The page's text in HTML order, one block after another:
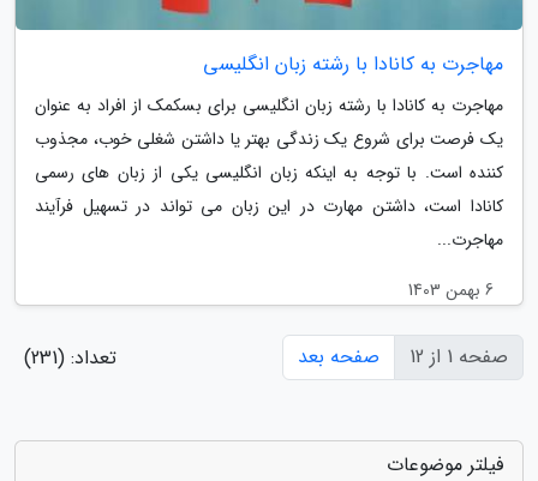
مهاجرت به کانادا با رشته زبان انگلیسی
مهاجرت به کانادا با رشته زبان انگلیسی برای بسکمک از افراد به عنوان
یک فرصت برای شروع یک زندگی بهتر یا داشتن شغلی خوب، مجذوب
کننده است. با توجه به اینکه زبان انگلیسی یکی از زبان های رسمی
کانادا است، داشتن مهارت در این زبان می تواند در تسهیل فرآیند
مهاجرت...
6 بهمن 1403
صفحه 1 از 12 صفحه بعد تعداد: (231)
فیلتر موضوعات